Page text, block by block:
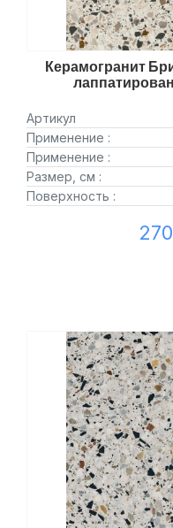
Керамогранит
Артикул
Применение :
Применение :
Размер, см :
Поверхность :